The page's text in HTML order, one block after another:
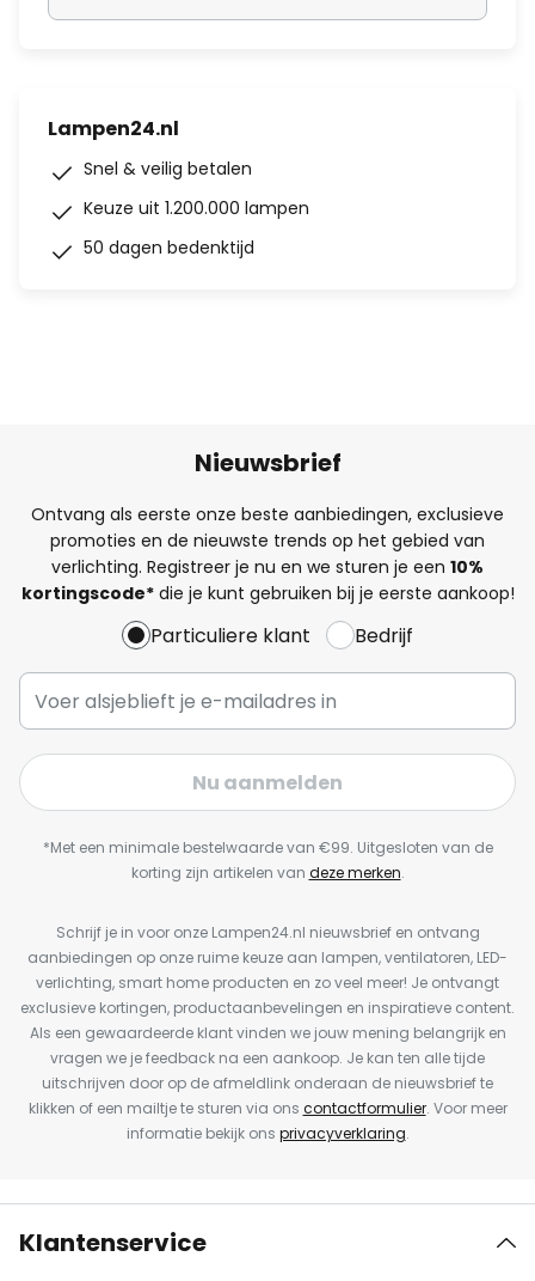
Lampen24.nl
Snel & veilig betalen
Keuze uit 1.200.000 lampen
50 dagen bedenktijd
Nieuwsbrief
Ontvang als eerste onze beste aanbiedingen, exclusieve
promoties en de nieuwste trends op het gebied van
verlichting. Registreer je nu en we sturen je een 10%
kortingscode*die je kunt gebruiken bij je eerste aankoop!
Particuliere klant Bedrijf
Nu aanmelden
*Met een minimale bestelwaarde van €99. Uitgesloten van de
korting zijn artikelen van deze merken.
Schrijf je in voor onze Lampen24.nl nieuwsbrief en ontvang
aanbiedingen op onze ruime keuze aan lampen, ventilatoren, LED-
verlichting, smart home producten en zo veel meer! Je ontvangt
exclusieve kortingen, productaanbevelingen en inspiratieve content.
Als een gewaardeerde klant vinden we jouw mening belangrijk en
vragen we je feedback na een aankoop. Je kan ten alle tijde
uitschrijven door op de afmeldlink onderaan de nieuwsbrief te
klikken of een mailtje te sturen via ons contactformulier. Voor meer
informatie bekijk ons privacyverklaring.
Klantenservice